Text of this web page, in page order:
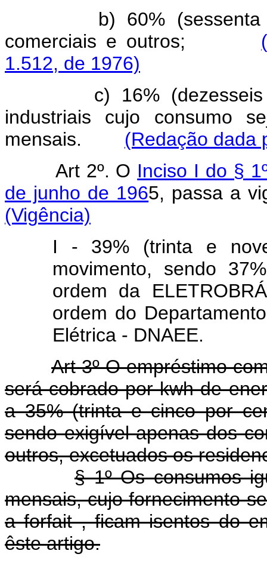
b) 60%
comerciais e outros;
1.512, de 1976)
c) 16%
industriais cujo consumo
mensais. (Redação dada
Art 2º. O Inciso I do §
de junho de 1965, passa a
(Vigência)
I - 39% (trinta e
movimento, sendo
ordem da
ordem do
Elétrica - DNAEE.
Art 3º O empréstimo
será cobrado por kwh de
a 35% (trinta e cinco por
sendo exigível apenas dos
outros, excetuados os
§ 1º Os consumos
mensais, cujo fornecimento
a forfait , ficam isentos do
êste artigo.